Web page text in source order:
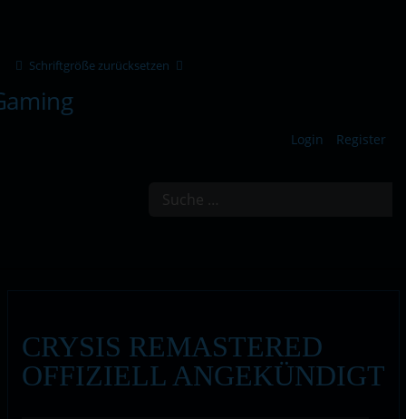
Schriftgröße zurücksetzen
Login Register
CRYSIS REMASTERED
OFFIZIELL ANGEKÜNDIGT